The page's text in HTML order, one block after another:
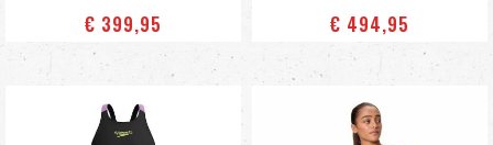
€ 399,95 € 494,95